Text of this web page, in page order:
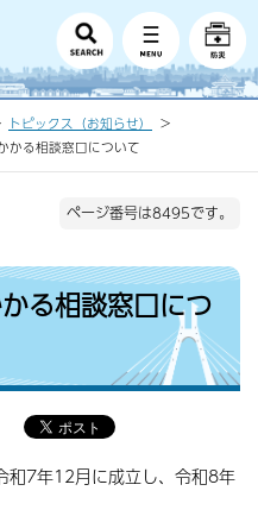
トピックス（お知らせ）
かる相談窓口について
ページ番号は8495です。
る相談窓口につ
和7年12月に成立し、令和8年